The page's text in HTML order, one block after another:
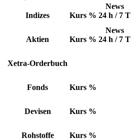
Indizes Kurs %
News
24 h / 7 T
Aktien Kurs %
News
24 h / 7 T
Xetra-Orderbuch
Fonds Kurs %
Devisen Kurs %
Rohstoffe Kurs %